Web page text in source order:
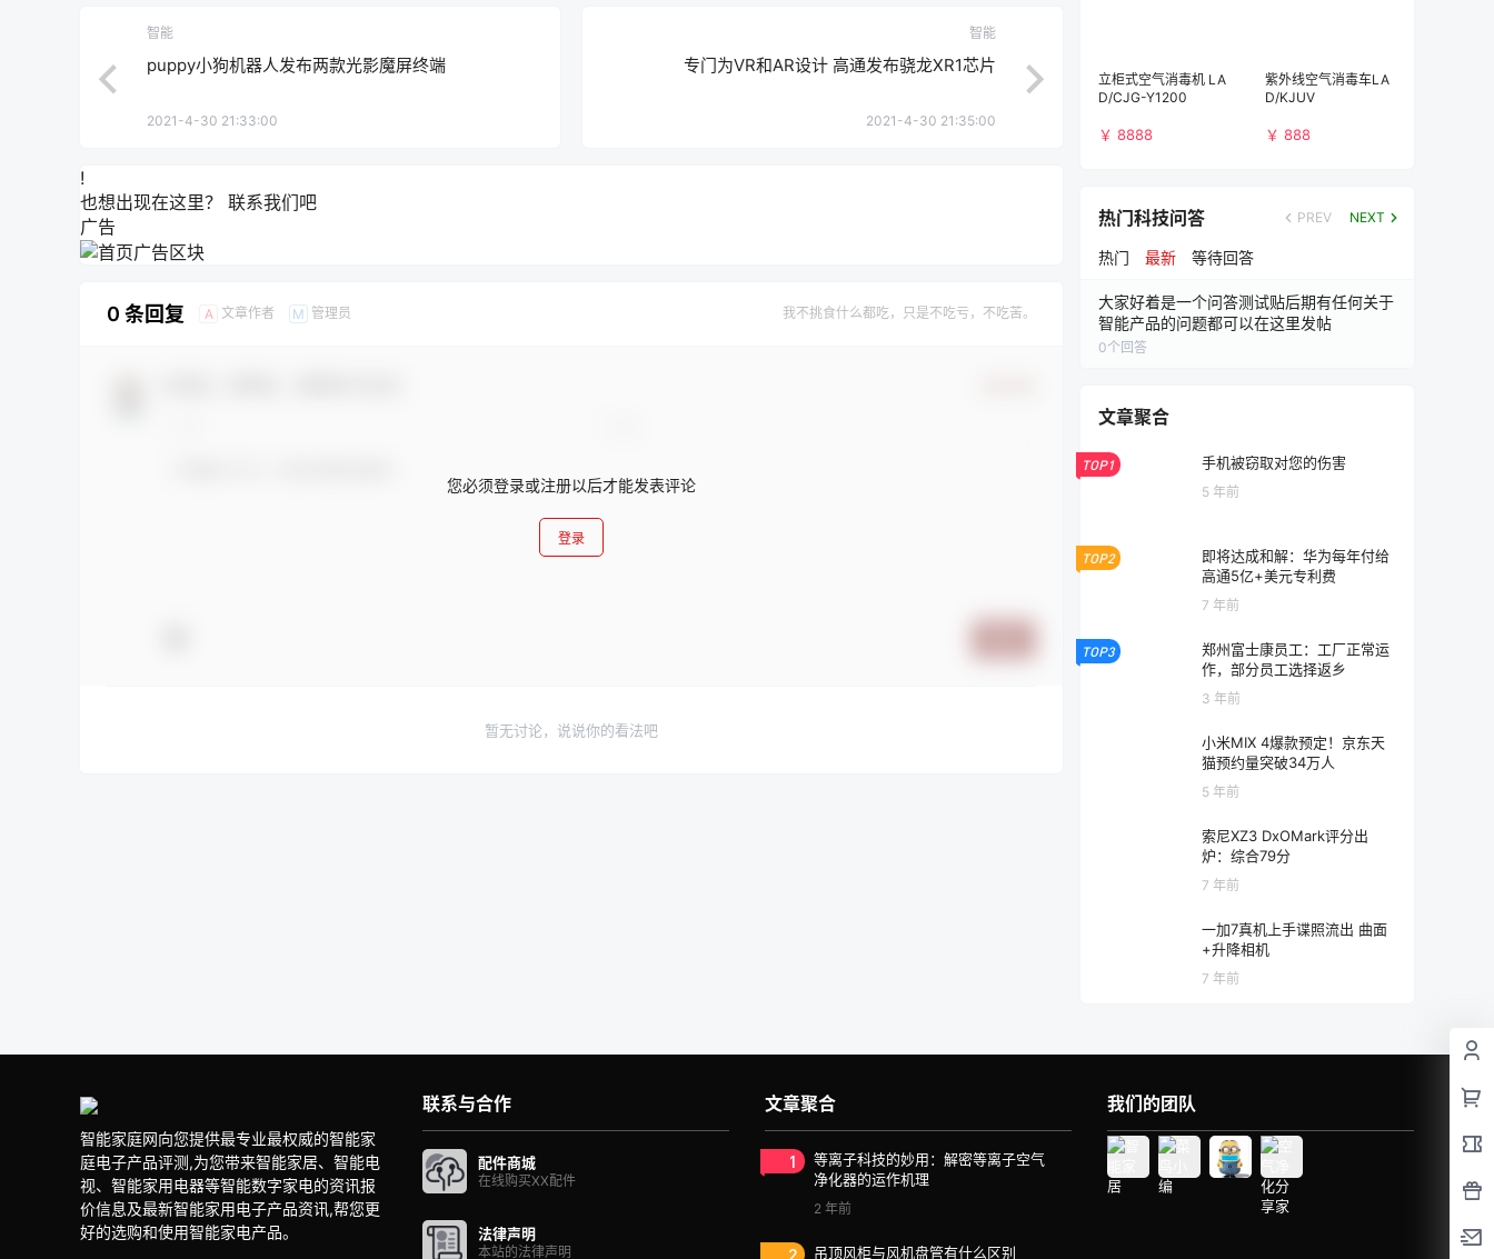
智能
puppy小狗机器人发布两款光影魔屏终端
2021-4-30 21:33:00
智能
专门为VR和AR设计 高通发布骁龙XR1芯片
2021-4-30 21:35:00
!
也想出现在这里？ 联系我们吧
广告
0 条回复 A 文章作者 M 管理员 我不挑食什么都吃，只是不吃亏，不吃苦。
您必须登录或注册以后才能发表评论
登录
暂无讨论，说说你的看法吧
立柜式空气消毒机 LA
D/CJG-Y1200
￥ 8888
紫外线空气消毒车LA
D/KJUV
￥ 888
热门科技问答 PREV NEXT
热门 最新 等待回答
大家好着是一个问答测试贴后期有任何关于
智能产品的问题都可以在这里发帖
0个回答
文章聚合
TOP1 手机被窃取对您的伤害
5 年前
TOP2
即将达成和解：华为每年付给
高通5亿+美元专利费
7 年前
TOP3
郑州富士康员工：工厂正常运
作，部分员工选择返乡
3 年前
小米MIX 4爆款预定！京东天
猫预约量突破34万人
5 年前
索尼XZ3 DxOMark评分出
炉：综合79分
7 年前
一加7真机上手谍照流出 曲面
+升降相机
7 年前
智能家庭网向您提供最专业最权威的智能家
庭电子产品评测,为您带来智能家居、智能电
视、智能家用电器等智能数字家电的资讯报
价信息及最新智能家用电子产品资讯,帮您更
好的选购和使用智能家电产品。
联系与合作
配件商城
在线购买XX配件
法律声明
本站的法律声明
文章聚合
1
等离子科技的妙用：解密等离子空气
净化器的运作机理
2 年前
2 吊顶风柜与风机盘管有什么区别
我们的团队